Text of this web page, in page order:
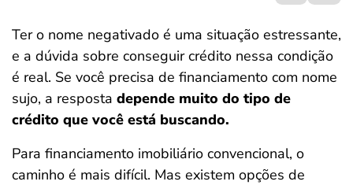
Ter o nome negativado é uma situação estressante,
e a dúvida sobre conseguir crédito nessa condição
é real. Se você precisa de financiamento com nome
sujo, a resposta depende muito do tipo de
crédito que você está buscando.
Para financiamento imobiliário convencional, o
caminho é mais difícil. Mas existem opções de